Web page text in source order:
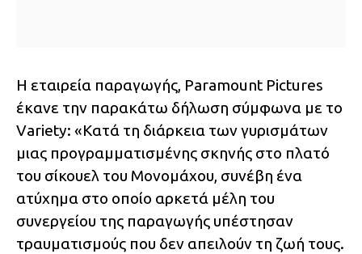
Η εταιρεία παραγωγής, Paramount Pictures
έκανε την παρακάτω δήλωση σύμφωνα με το
Variety: «Κατά τη διάρκεια των γυρισμάτων
μιας προγραμματισμένης σκηνής στο πλατό
του σίκουελ του Μονομάχου, συνέβη ένα
ατύχημα στο οποίο αρκετά μέλη του
συνεργείου της παραγωγής υπέστησαν
τραυματισμούς που δεν απειλούν τη ζωή τους.